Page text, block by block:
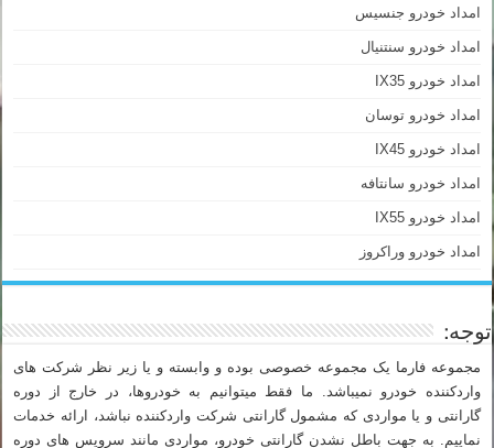
امداد خودرو جنسیس
امداد خودرو سنتنیال
امداد خودرو IX35
امداد خودرو توسان
امداد خودرو IX45
امداد خودرو سانتافه
امداد خودرو IX55
امداد خودرو وراکروز
توجه:
مجموعه فارما یک مجموعه خصوصی بوده و وابسته و یا زیر نظر شرکت های
واردکننده خودرو نمیباشد. ما فقط میتوانیم به خودروها، در خارج از دوره
گارانتی و یا مواردی که مشمول گارانتی شرکت واردکننده نباشد، ارائه خدمات
نماییم. به جهت باطل نشدن گارانتی خودرو، مواردی مانند سرویس های دوره